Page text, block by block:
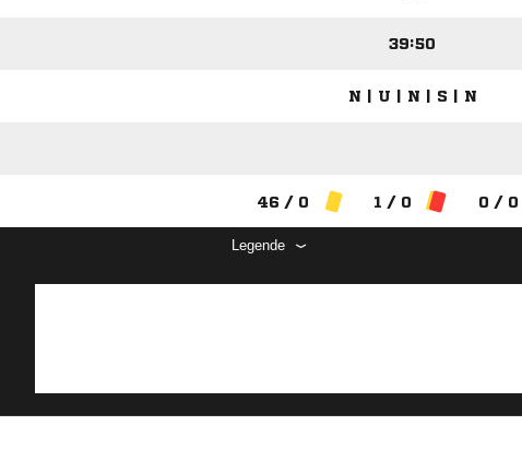
39:50
N | U | N | S | N
46 / 0 1 / 0 0 / 0
Legende